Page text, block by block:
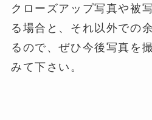
クローズアップ写真や被
る場合と、それ以外での
るので、ぜひ今後写真を
みて下さい。